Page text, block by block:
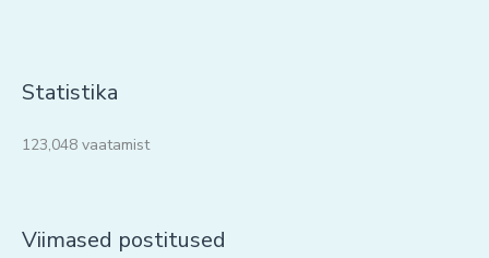
Statistika
123,048 vaatamist
Viimased postitused